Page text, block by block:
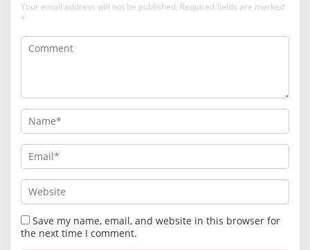
Your email address will not be published. Required fields are marked
*
Save my name, email, and website in this browser for
the next time I comment.